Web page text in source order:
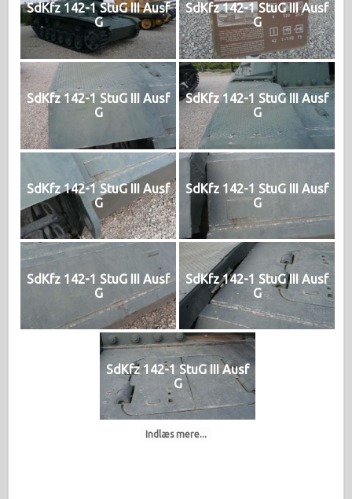
SdKfz 142-1 StuG III Ausf
G
SdKfz 142-1 StuG III Ausf
G
SdKfz 142-1 StuG III Ausf
G
SdKfz 142-1 StuG III Ausf
G
SdKfz 142-1 StuG III Ausf
G
SdKfz 142-1 StuG III Ausf
G
SdKfz 142-1 StuG III Ausf
G
SdKfz 142-1 StuG III Ausf
G
SdKfz 142-1 StuG III Ausf
G
Indlæs mere...